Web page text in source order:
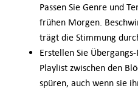
Passen Sie Genre und
frühen Morgen.
trägt die Stimmung
Erstellen Sie
Playlist zwischen den
spüren, auch wenn sie